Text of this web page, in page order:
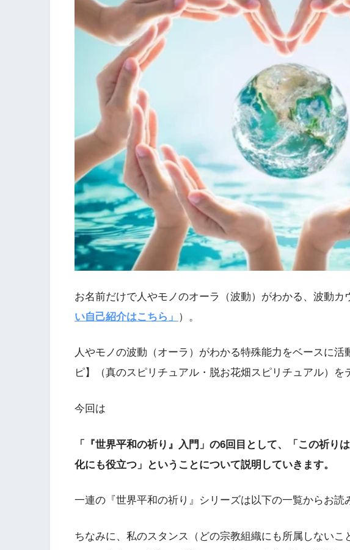
お名前だけで人やモノのオーラ（波動）がわかる、波動カ
い自己紹介はこちら」 ）。
人やモノの波動（オーラ）がわかる特殊能力をベースに活
ピ】（真のスピリチュアル・脱お花畑スピリチュアル）を
今回は
「『世界平和の祈り』入門」の6回目として、「この祈り
化にも役立つ」ということについて説明していきます。
一連の『世界平和の祈り』シリーズは以下の一覧からお読
ちなみに、私のスタンス（どの宗教組織にも所属しないこ